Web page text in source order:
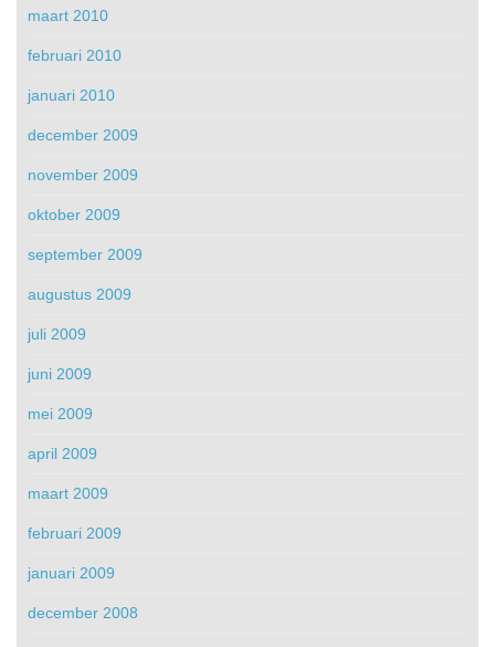
maart 2010
februari 2010
januari 2010
december 2009
november 2009
oktober 2009
september 2009
augustus 2009
juli 2009
juni 2009
mei 2009
april 2009
maart 2009
februari 2009
januari 2009
december 2008